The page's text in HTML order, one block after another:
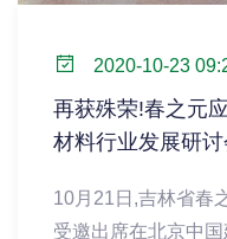
2020-10-23
再获殊荣!春之元
材料行业发展研讨
10月21日,吉林省春
受邀出席在北京中